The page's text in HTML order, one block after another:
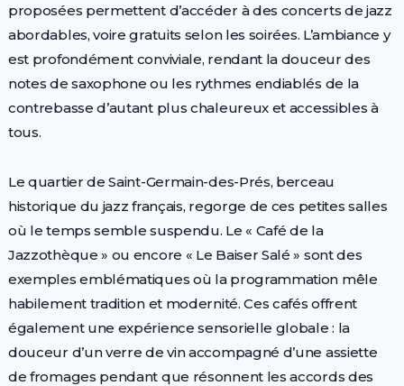
proposées permettent d’accéder à des concerts de jazz
abordables, voire gratuits selon les soirées. L’ambiance y
est profondément conviviale, rendant la douceur des
notes de saxophone ou les rythmes endiablés de la
contrebasse d’autant plus chaleureux et accessibles à
tous.
Le quartier de Saint-Germain-des-Prés, berceau
historique du jazz français, regorge de ces petites salles
où le temps semble suspendu. Le « Café de la
Jazzothèque » ou encore « Le Baiser Salé » sont des
exemples emblématiques où la programmation mêle
habilement tradition et modernité. Ces cafés offrent
également une expérience sensorielle globale : la
douceur d’un verre de vin accompagné d’une assiette
de fromages pendant que résonnent les accords des